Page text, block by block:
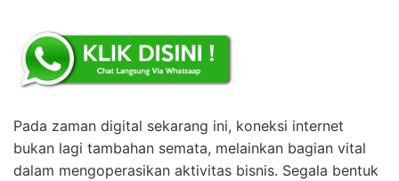
Pada zaman digital sekarang ini, koneksi internet
bukan lagi tambahan semata, melainkan bagian vital
dalam mengoperasikan aktivitas bisnis. Segala bentuk